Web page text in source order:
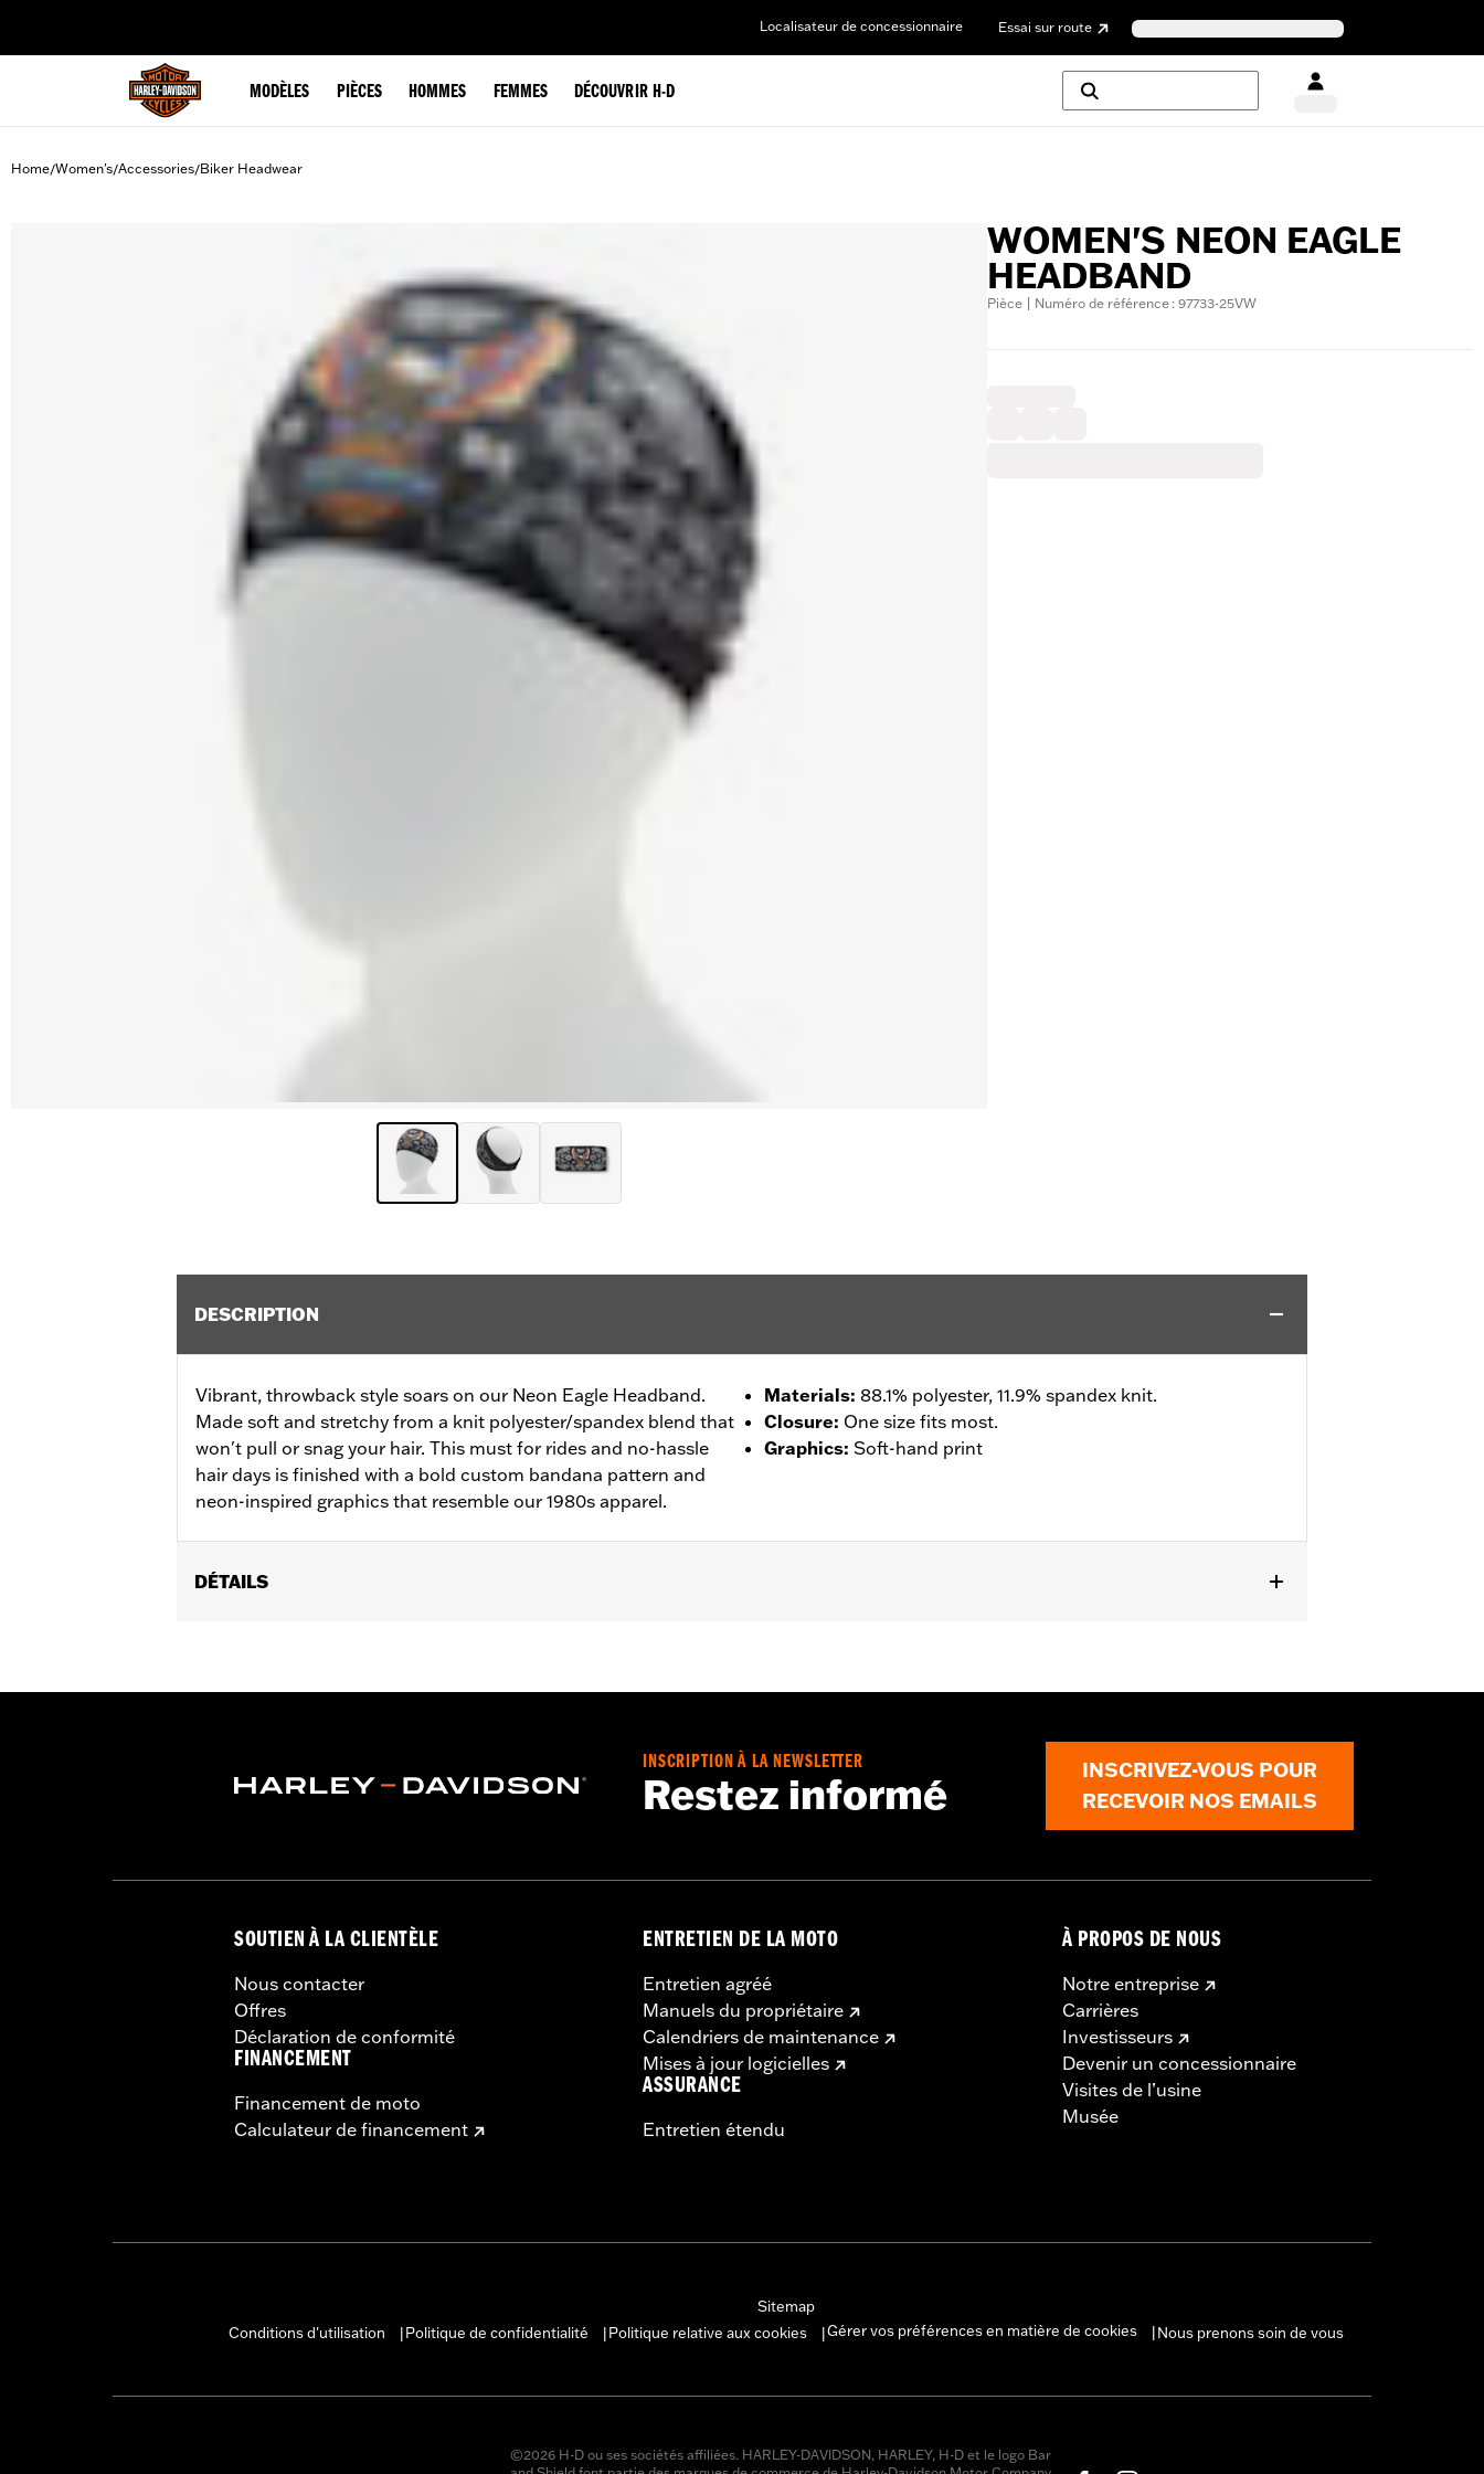
Localisateur de concessionnaire Essai sur route
MODÈLES PIÈCES HOMMES FEMMES DÉCOUVRIR H-D
Home/Women's/Accessories/Biker Headwear
WOMEN'S NEON EAGLE
HEADBAND
Pièce | Numéro de référence : 97733-25VW
DESCRIPTION
Vibrant, throwback style soars on our Neon Eagle Headband.
Made soft and stretchy from a knit polyester/spandex blend that
won't pull or snag your hair. This must for rides and no-hassle
hair days is finished with a bold custom bandana pattern and
neon-inspired graphics that resemble our 1980s apparel.
Materials: 88.1% polyester, 11.9% spandex knit.
Closure: One size fits most.
Graphics: Soft-hand print
DÉTAILS
Origin:Imported
INSCRIPTION À LA NEWSLETTER
Restez informé
INSCRIVEZ-VOUS POUR
RECEVOIR NOS EMAILS
SOUTIEN À LA CLIENTÈLE
Nous contacter
Offres
Déclaration de conformité
FINANCEMENT
Financement de moto
Calculateur de financement
ENTRETIEN DE LA MOTO
Entretien agréé
Manuels du propriétaire
Calendriers de maintenance
Mises à jour logicielles
ASSURANCE
Entretien étendu
À PROPOS DE NOUS
Notre entreprise
Carrières
Investisseurs
Devenir un concessionnaire
Visites de l’usine
Musée
Sitemap
Conditions d'utilisation
Politique de confidentialité Politique relative aux cookies Gérer vos préférences en matière de cookies Nous prenons soin de vous
©2026 H-D ou ses sociétés affiliées. HARLEY-DAVIDSON, HARLEY, H-D et le logo Bar